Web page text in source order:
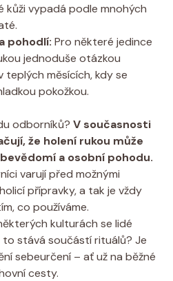
kůži vypadá podle mnohých
pohodlí: Pro některé jedince
jednoduše otázkou
teplých měsících, kdy se
pokožkou.
odborníků? V současnosti
že holení rukou může
a osobní pohodu.
varují před možnými
přípravky, a tak je vždy
co používáme.
kulturách se lidé
to stává součástí rituálů? Je
sebeurčení – ať už na běžné
cesty.